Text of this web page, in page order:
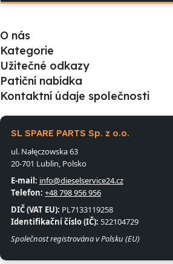
O nás
Kategorie
Užitečné odkazy
Patiční nabídka
Kontaktní údaje společnosti
SL SPARE PARTS Sp. z o.o.
ul. Nałęczowska 63
20-701 Lublin, Polsko
E-mail: info@dieselservice24.cz
Telefon: +48 798 956 956
DIČ (VAT EU): PL7133119258
Identifikační číslo (IČ): 522104729
Společnost registrována v Polsku (EU)